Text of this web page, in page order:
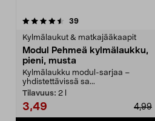
39arvostelut
Kylmälaukut & matkajääkaapit
Modul Pehmeä kylmälaukku,
pieni, musta
Kylmälaukku modul-sarjaa –
yhdistettävissä sa...
Tilavuus: 2 l
3,49 4,99
4.5 viidestä